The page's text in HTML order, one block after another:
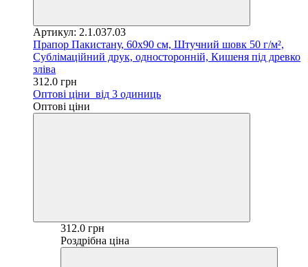
Артикул: 2.1.037.03
Прапор Пакистану, 60х90 см, Штучний шовк 50 г/м²,
Сублімаційний друк, односторонній, Кишеня під древко
зліва
312.0 грн
Оптові ціни від 3 одиниць
Оптові ціни
312.0 грн
Роздрібна ціна